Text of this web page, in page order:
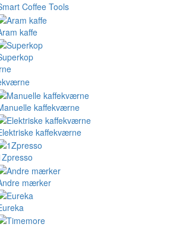
Coffee Tools
kaffe
kaffekværne
kaffekværne
mærker